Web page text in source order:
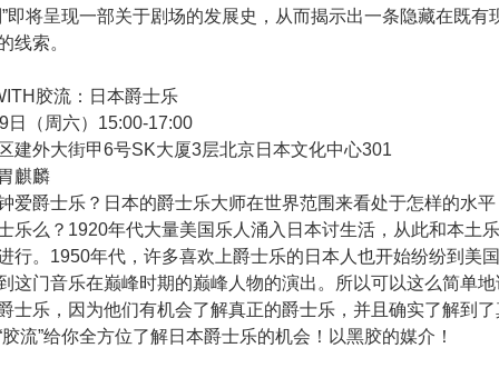
即将呈现一部关于剧场的发展史，从而揭示出一条隐藏在既有
线索。
胶流：日本爵士乐
日（周六）15:00-17:00
建外大街甲6号SK大厦3层北京日本文化中心301
麒麟
爱爵士乐？日本的爵士乐大师在世界范围来看处于怎样的水
乐么？1920年代大量美国乐人涌入日本讨生活，从此和本土
行。1950年代，许多喜欢上爵士乐的日本人也开始纷纷到美
这门音乐在巅峰时期的巅峰人物的演出。所以可以这么简单
士乐，因为他们有机会了解真正的爵士乐，并且确实了解到
流”给你全方位了解日本爵士乐的机会！以黑胶的媒介！